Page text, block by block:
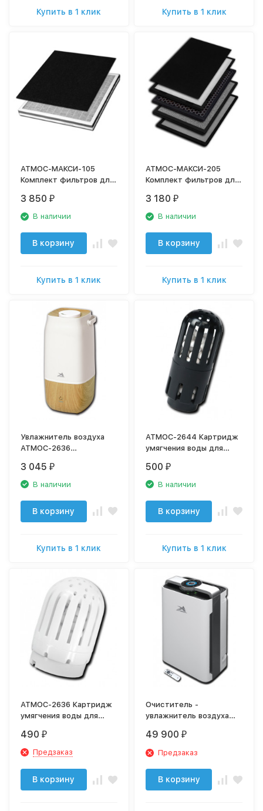
Купить в 1 клик Купить в 1 клик
АТМОС-МАКСИ-105
Комплект фильтров для
3 850 ₽
В наличии
В корзину
Купить в 1 клик
АТМОС-МАКСИ-205
Комплект фильтров для
3 180 ₽
В наличии
В корзину
Купить в 1 клик
Увлажнитель воздуха
АТМОС-2636
3 045 ₽
В наличии
В корзину
Купить в 1 клик
АТМОС-2644 Картридж
умягчения воды для
500 ₽
В наличии
В корзину
Купить в 1 клик
АТМОС-2636 Картридж
умягчения воды для
490 ₽
Предзаказ
В корзину
Очиститель -
увлажнитель воздуха
многофункциональный
49 900 ₽
Предзаказ
В корзину